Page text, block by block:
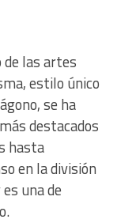
de las artes
estilo único
se ha
destacados
hasta
en la división
una de